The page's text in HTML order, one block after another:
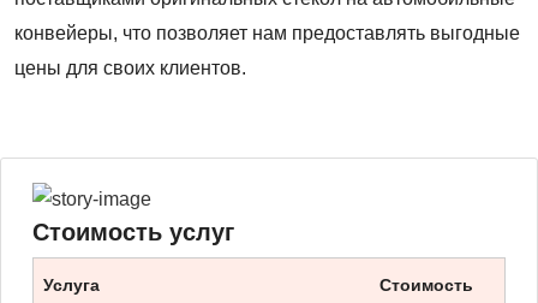
конвейеры, что позволяет нам предоставлять выгодные
цены для своих клиентов.
Стоимость услуг
Услуга Стоимость